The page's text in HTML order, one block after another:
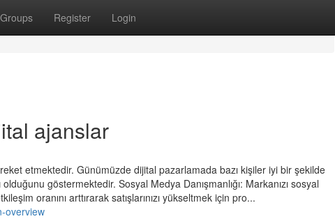
Groups Register Login
ajanslar
etmektedir. Günümüzde dijital pazarlamada bazı kişiler iyi bir şekilde
olduğunu göstermektedir. Sosyal Medya Danışmanlığı: Markanızı sosyal
oranını arttırarak satışlarınızı yükseltmek için pro...
overview